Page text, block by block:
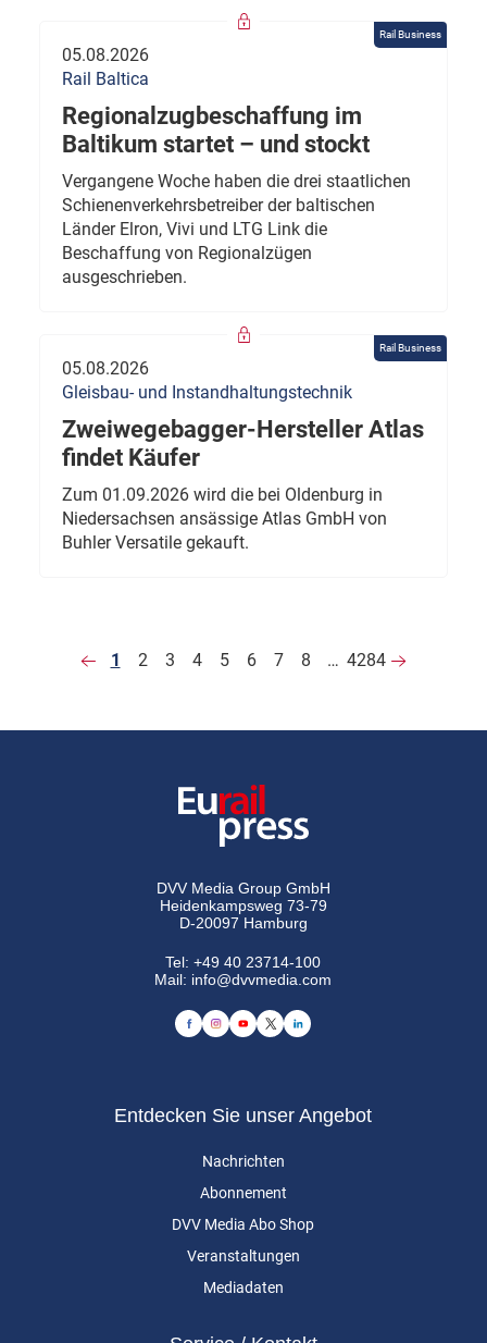
Rail Business
05.08.2026
Rail Baltica
Regionalzugbeschaffung im
Baltikum startet – und stockt
Vergangene Woche haben die drei staatlichen
Schienenverkehrsbetreiber der baltischen
Länder Elron, Vivi und LTG Link die
Beschaffung von Regionalzügen
ausgeschrieben.
Rail Business
05.08.2026
Gleisbau- und Instandhaltungstechnik
Zweiwegebagger-Hersteller Atlas
findet Käufer
Zum 01.09.2026 wird die bei Oldenburg in
Niedersachsen ansässige Atlas GmbH von
Buhler Versatile gekauft.
1 2 3 4 5 6 7 8 … 4284
DVV Media Group GmbH
Heidenkampsweg 73-79
D-20097 Hamburg
Tel:+49 40 23714-100
Mail: info@dvvmedia.com
Entdecken Sie unser Angebot
Nachrichten
Abonnement
DVV Media Abo Shop
Veranstaltungen
Mediadaten